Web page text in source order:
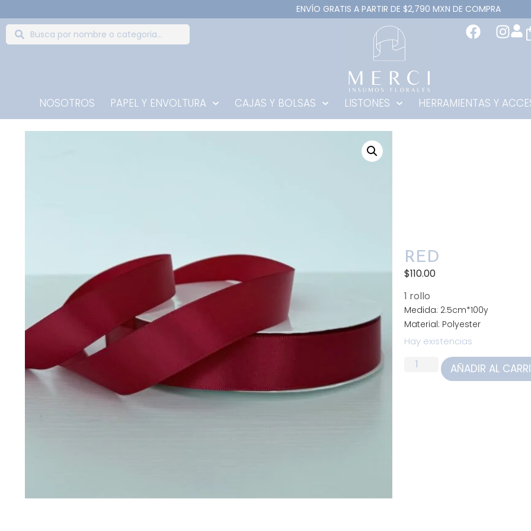
ENVÍO GRATIS A PARTIR DE $2,790 MXN DE COMPRA
NOSOTROS PAPEL Y ENVOLTURA CAJAS Y BOLSAS LISTONES HERRAMIENTAS Y
RED
$110.00
1 rollo
Medida: 2.5cm*100y
Material: Polyester
Hay existencias
AÑADIR AL